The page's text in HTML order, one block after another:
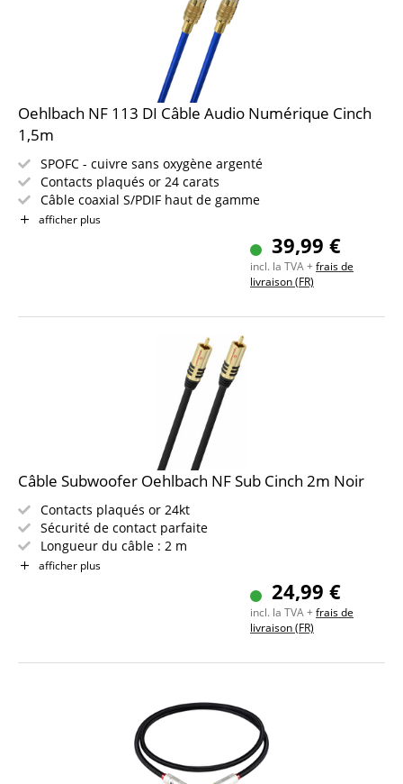
Oehlbach NF 113 DI Câble Audio Numérique Cinch
1,5m
SPOFC - cuivre sans oxygène argenté
Contacts plaqués or 24 carats
Câble coaxial S/PDIF haut de gamme
Longueur du câble : 1,5 m
afficher plus
39,99 €
incl. la TVA +frais de
livraison (FR)
Câble Subwoofer Oehlbach NF Sub Cinch 2m Noir
Contacts plaqués or 24kt
Sécurité de contact parfaite
Longueur du câble : 2 m
OFC - cuivre sans oxygène
afficher plus
24,99 €
incl. la TVA +frais de
livraison (FR)